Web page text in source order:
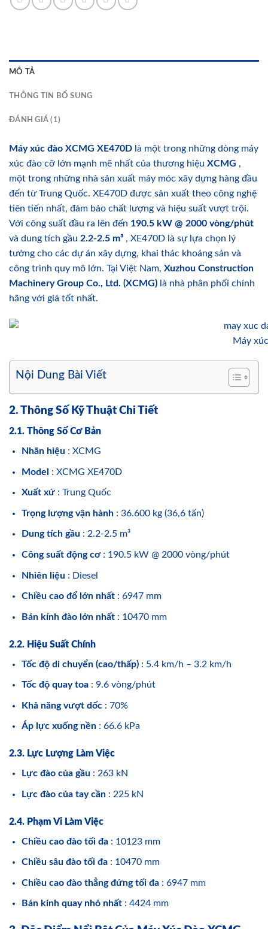
MÔ TẢ
THÔNG TIN BỔ SUNG
ĐÁNH GIÁ (1)
Máy xúc đào XCMG XE470D là một trong những dòng máy
xúc đào cỡ lớn mạnh mẽ nhất của thương hiệu XCMG ,
một trong những nhà sản xuất máy móc xây dựng hàng đầu
đến từ Trung Quốc. XE470D được sản xuất theo công nghệ
tiên tiến nhất, đảm bảo chất lượng và hiệu suất vượt trội.
Với công suất đầu ra lên đến 190.5 kW @ 2000 vòng/phút
và dung tích gầu 2.2-2.5 m³ , XE470D là sự lựa chọn lý
tưởng cho các dự án xây dựng, khai thác khoáng sản và
công trình quy mô lớn. Tại Việt Nam, Xuzhou Construction
Machinery Group Co., Ltd. (XCMG)​ là nhà phân phối chính
hãng với giá tốt nhất.
Máy
Nội Dung Bài Viết
2. Thông Số Kỹ Thuật Chi Tiết
2.1. Thông Số Cơ Bản
Nhãn hiệu : XCMG
Model : XCMG XE470D
Xuất xứ : Trung Quốc
Trọng lượng vận hành : 36.600 kg (36,6 tấn)
Dung tích gầu : 2.2-2.5 m³
Công suất động cơ : 190.5 kW @ 2000 vòng/phút
Nhiên liệu : Diesel
Chiều cao đổ lớn nhất : 6947 mm
Bán kính đào lớn nhất : 10470 mm
2.2. Hiệu Suất Chính
Tốc độ di chuyển (cao/thấp) : 5.4 km/h – 3.2 km/h
Tốc độ quay toa : 9.6 vòng/phút
Khả năng vượt dốc : 70%
Áp lực xuống nền : 66.6 kPa
2.3. Lực Lượng Làm Việc
Lực đào của gầu : 263 kN
Lực đào của tay cần : 225 kN
2.4. Phạm Vi Làm Việc
Chiều cao đào tối đa : 10123 mm
Chiều sâu đào tối đa : 10470 mm
Chiều cao đào thẳng đứng tối đa : 6947 mm
Bán kính quay nhỏ nhất : 4424 mm